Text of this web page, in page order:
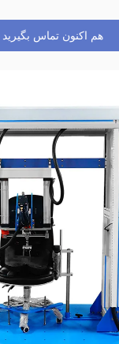
هم اکنون تماس بگیرید